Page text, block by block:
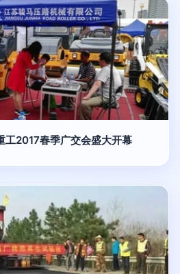
工2017春季广交会盛大开幕